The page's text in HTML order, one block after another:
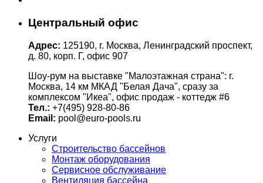
Центральный офис
Адрес: 125190, г. Москва, Ленинградский проспект,
д. 80, корп. Г, офис 907
Шоу-рум на выставке "Малоэтажная страна": г.
Москва, 14 км МКАД "Белая Дача", сразу за
комплексом "Икеа", офис продаж - коттедж #6
Тел.: +7(495) 928-80-86
Email: pool@euro-pools.ru
Услуги
Строительство бассейнов
Монтаж оборудования
Сервисное обслуживание
Вентиляция бассейна